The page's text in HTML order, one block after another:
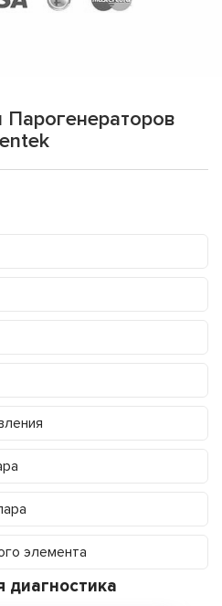
Парогенераторов
элемента
диагностика